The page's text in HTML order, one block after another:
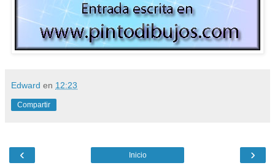
Edward en 12:23
Compartir
‹ ›
Inicio